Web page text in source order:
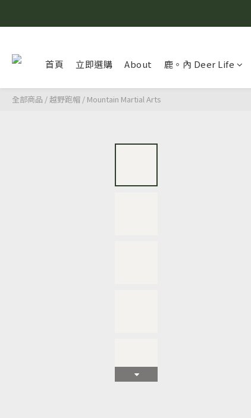
首頁 立即選購 About 鹿。內 Deer Life
全部商品 /越野跑帽 / Mountain Martial Arts